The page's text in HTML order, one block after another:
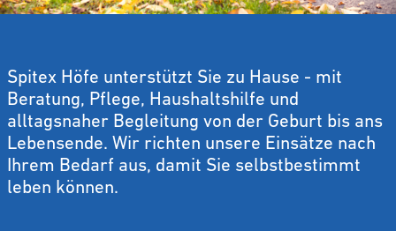
Spitex Höfe unterstützt Sie zu Hause - mit
Beratung, Pflege, Haushaltshilfe und
alltagsnaher Begleitung von der Geburt bis ans
Lebensende. Wir richten unsere Einsätze nach
Ihrem Bedarf aus, damit Sie selbstbestimmt
leben können.